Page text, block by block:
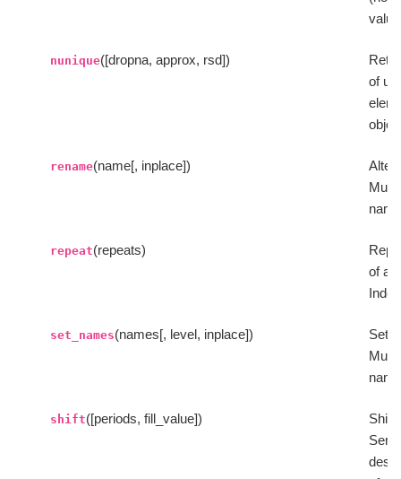
nunique([dropna, approx, rsd])
of
rename(name[, inplace])
Alter
repeat(repeats)
of a
set_names(names[, level, inplace])
Set
shift([periods, fill_value])
Shift